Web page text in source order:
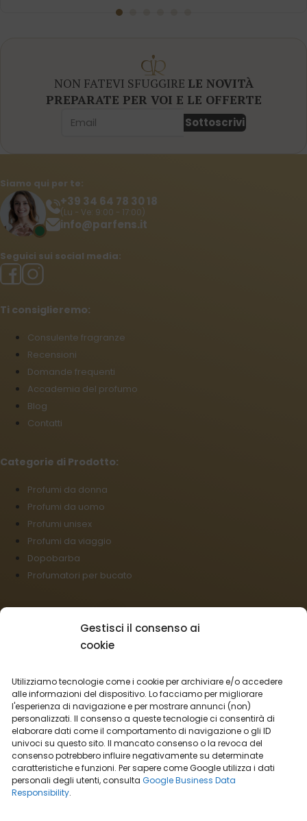
Gestisci il consenso ai
cookie
Utilizziamo tecnologie come i cookie per archiviare e/o accedere
alle informazioni del dispositivo. Lo facciamo per migliorare
l'esperienza di navigazione e per mostrare annunci (non)
personalizzati. Il consenso a queste tecnologie ci consentirà di
elaborare dati come il comportamento di navigazione o gli ID
univoci su questo sito. Il mancato consenso o la revoca del
consenso potrebbero influire negativamente su determinate
caratteristiche e funzioni. Per sapere come Google utilizza i dati
personali degli utenti, consultaGoogle Business Data
Responsibility.
NON FATEVI SFUGGIRE LE NOVITÀ
PREPARATE PER VOI E LE OFFERTE
Sottoscrivi
Siamo qui per te:
+39 34 64 78 30 18
(Lu - Ve: 9:00 - 17:00)
info@parfens.it
Seguici sui social media:
Ti consiglieremo:
Consulente fragranze
Recensioni
Domande frequenti
Accademia del profumo
Blog
Contatti
Categorie di Prodotto:
Profumi da donna
Profumi da uomo
Profumi unisex
Profumi da viaggio
Dopobarba
Profumatori per bucato
Il negozio:
Condizioni commerciali
Informazioni sulla spedizione
Impostazioni cookies
Vendita all’ingrosso
Recesso dal contratto
Italiano
Opzioni di trasporto: